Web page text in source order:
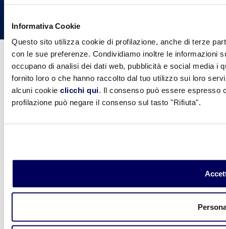
Informativa Cookie
Questo sito utilizza cookie di profilazione, anche di terze
con le sue preferenze. Condividiamo inoltre le informazioni
occupano di analisi dei dati web, pubblicità e social media i
fornito loro o che hanno raccolto dal tuo utilizzo sui loro
alcuni cookie clicchi qui. Il consenso può essere espresso
profilazione può negare il consenso sul tasto "Rifiuta".